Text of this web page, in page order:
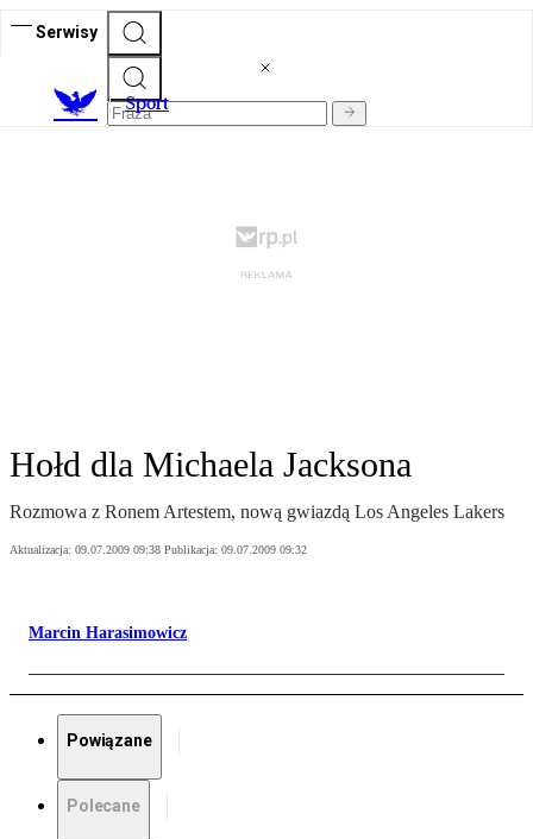
Serwisy
Sport
Hołd dla Michaela Jacksona
Rozmowa z Ronem Artestem, nową gwiazdą Los Angeles Lakers
Aktualizacja: 09.07.2009 09:38 Publikacja: 09.07.2009 09:32
Marcin Harasimowicz
Powiązane
Polecane